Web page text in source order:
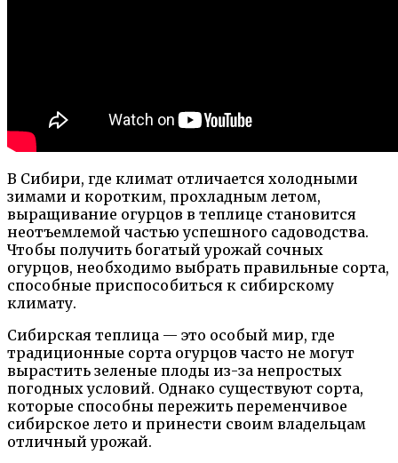
В Сибири, где климат отличается холодными
зимами и коротким, прохладным летом,
выращивание огурцов в теплице становится
неотъемлемой частью успешного садоводства.
Чтобы получить богатый урожай сочных
огурцов, необходимо выбрать правильные сорта,
способные приспособиться к сибирскому
климату.
Сибирская теплица — это особый мир, где
традиционные сорта огурцов часто не могут
вырастить зеленые плоды из-за непростых
погодных условий. Однако существуют сорта,
которые способны пережить переменчивое
сибирское лето и принести своим владельцам
отличный урожай.